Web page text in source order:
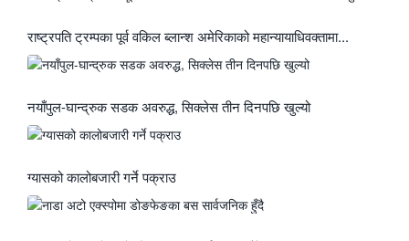
राष्ट्रपति ट्रम्पका पूर्व वकिल ब्लान्श अमेरिकाको महान्यायाधिवक्तामा...
नयाँपुल-घान्द्रुक सडक अवरुद्ध, सिक्लेस तीन दिनपछि खुल्यो
ग्यासको कालोबजारी गर्ने पक्राउ